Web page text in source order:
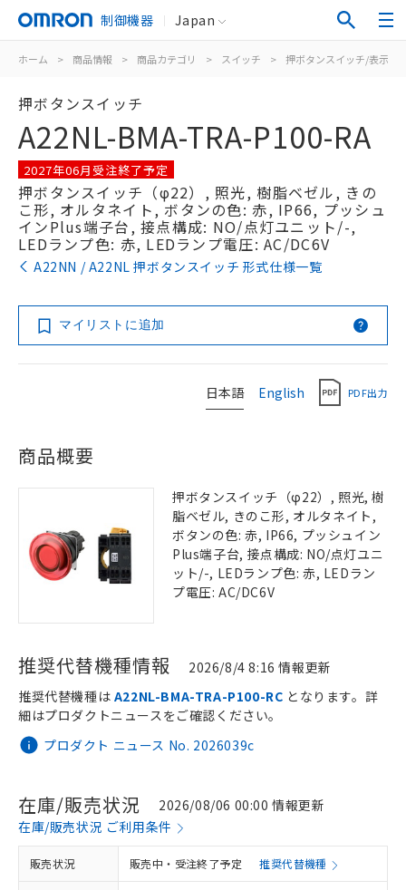
制御機器 Japan
ホーム > 商品情報 > 商品カテゴリ > スイッチ > 押ボタンスイッチ/表示灯
押ボタンスイッチ
A22NL-BMA-TRA-P100-RA
2027年06月受注終了予定
押ボタンスイッチ（φ22）, 照光, 樹脂ベゼル, きの
こ形, オルタネイト, ボタンの色: 赤, IP66, プッシュ
インPlus端子台, 接点構成: NO/点灯ユニット/-,
LEDランプ色: 赤, LEDランプ電圧: AC/DC6V
A22NN / A22NL 押ボタンスイッチ 形式仕様一覧
マイリストに追加
日本語 English PDF出力
商品概要
押ボタンスイッチ（φ22）, 照光, 樹
脂ベゼル, きのこ形, オルタネイト,
ボタンの色: 赤, IP66, プッシュイン
Plus端子台, 接点構成: NO/点灯ユニ
ット/-, LEDランプ色: 赤, LEDラン
プ電圧: AC/DC6V
推奨代替機種情報 2026/8/4 8:16 情報更新
プロダクト ニュース No. 2026039c
推奨代替機種は A22NL-BMA-TRA-P100-RC となります。詳
細はプロダクトニュースをご確認ください。
在庫/販売状況
2026/08/06 00:00 情報更新
在庫/販売状況 ご利用条件
販売状況 販売中・受注終了予定 推奨代替機種